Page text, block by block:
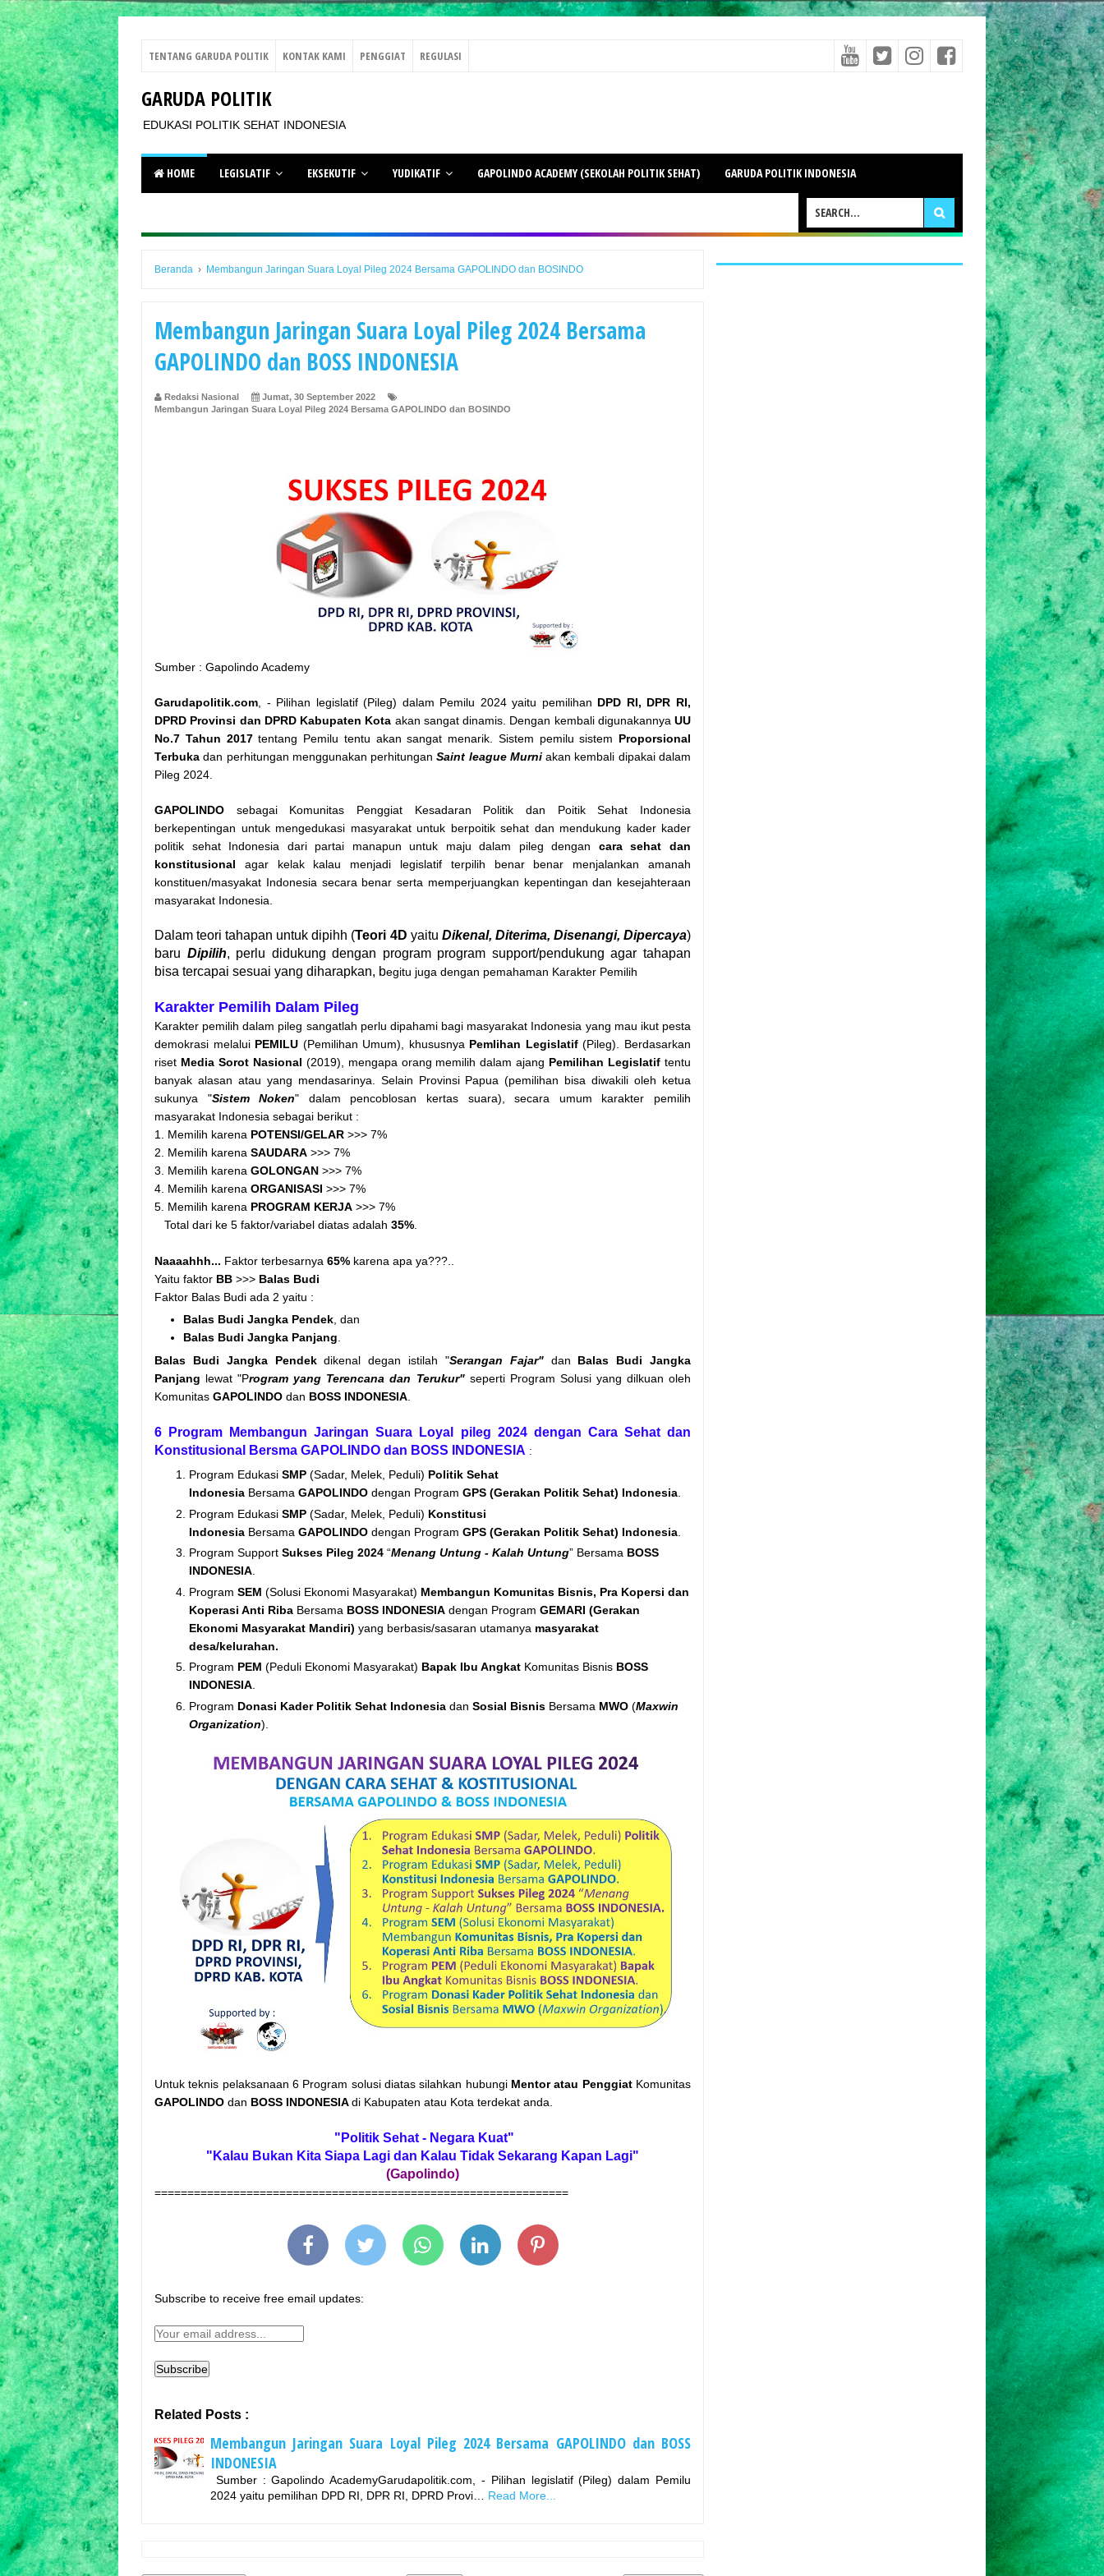
TENTANG GARUDA POLITIK KONTAK KAMI PENGGIAT REGULASI
GARUDA POLITIK
EDUKASI POLITIK SEHAT INDONESIA
HOME LEGISLATIF EKSEKUTIF YUDIKATIF GAPOLINDO ACADEMY (SEKOLAH POLITIK SEHAT) GARUDA POLITIK INDONESIA
Beranda › Membangun Jaringan Suara Loyal Pileg 2024 Bersama GAPOLINDO dan BOSINDO
Membangun Jaringan Suara Loyal Pileg 2024 Bersama
GAPOLINDO dan BOSS INDONESIA
Redaksi Nasional
Jumat, 30 September 2022
Membangun Jaringan Suara Loyal Pileg 2024 Bersama GAPOLINDO dan BOSINDO
Sumber : Gapolindo Academy
Garudapolitik.com , - Pilihan legislatif (Pileg) dalam Pemilu 2024 yaitu pemilihan DPD RI, DPR RI,
DPRD Provinsi dan DPRD Kabupaten Kota akan sangat dinamis. Dengan kembali digunakannya UU
No.7 Tahun 2017tentang Pemilu tentu akan sangat menarik. Sistem pemilu sistem Proporsional
Terbuka dan perhitungan menggunakan perhitunganSaint league Murniakan kembali dipakai dalam
Pileg 2024.
GAPOLINDO sebagai Komunitas Penggiat Kesadaran Politik dan Poitik Sehat Indonesia
berkepentingan untuk mengedukasi masyarakat untuk berpoitik sehat dan mendukung kader kader
politik sehat Indonesia dari partai manapun untuk maju dalam pileg dengan cara sehat dan
konstitusional agar kelak kalau menjadi legislatif terpilih benar benar menjalankan amanah
konstituen/masyakat Indonesia secara benar serta memperjuangkan kepentingan dan kesejahteraan
masyarakat Indonesia.
Dalam teori tahapan untuk dipihh (Teori 4D yaitu Dikenal, Diterima, Disenangi, Dipercaya)
baru Dipilih, perlu didukung dengan program program support/pendukung agar tahapan
bisa tercapai sesuai yang diharapkan, begitu juga dengan pemahaman Karakter Pemilih
Karakter Pemilih Dalam Pileg
Karakter pemilih dalam pileg sangatlah perlu dipahami bagi masyarakat Indonesia yang mau ikut pesta
demokrasi melalui PEMILU (Pemilihan Umum), khususnya Pemlihan Legislatif(Pileg). Berdasarkan
riset Media Sorot Nasional (2019), mengapa orang memilih dalam ajang Pemilihan Legislatif tentu
banyak alasan atau yang mendasarinya. Selain Provinsi Papua (pemilihan bisa diwakili oleh ketua
sukunya "Sistem Noken" dalam pencoblosan kertas suara), secara umum karakter pemilih
masyarakat Indonesia sebagai berikut :
1. Memilih karena POTENSI/GELAR >>> 7%
2. Memilih karena SAUDARA >>> 7%
3. Memilih karena GOLONGAN >>> 7%
4. Memilih karena ORGANISASI >>> 7%
5. Memilih karena PROGRAM KERJA >>> 7%
Total dari ke 5 faktor/variabel diatas adalah 35%
Naaaahhh... Faktor terbesarnya 65% karena apa ya???..
Yaitu faktor BB >>> Balas Budi
Faktor Balas Budi ada 2 yaitu :
Balas Budi Jangka Pendek , dan
Balas Budi Jangka Panjang.
Balas Budi Jangka Pendekdikenal degan istilah "Serangan Fajar"dan Balas Budi Jangka
Panjang lewat "Program yang Terencana dan Terukur"seperti Program Solusi yang dilkuan oleh
Komunitas GAPOLINDO dan BOSS INDONESIA.
6 Program Membangun Jaringan Suara Loyal pileg 2024 dengan Cara Sehat dan
Konstitusional Bersma GAPOLINDO dan BOSS INDONESIA :
Program Edukasi SMP (Sadar, Melek, Peduli) Politik Sehat
Indonesia Bersama GAPOLINDO dengan Program GPS (Gerakan Politik Sehat) Indonesia.
Program Edukasi SMP (Sadar, Melek, Peduli) Konstitusi
Indonesia Bersama GAPOLINDO dengan Program GPS (Gerakan Politik Sehat) Indonesia
Program Support Sukses Pileg 2024 “Menang Untung - Kalah Untung” Bersama BOSS
INDONESIA.
Program SEM (Solusi Ekonomi Masyarakat) Membangun Komunitas Bisnis, Pra Kopersi dan
Koperasi Anti Riba Bersama BOSS INDONESIA dengan Program GEMARI (Gerakan
Ekonomi Masyarakat Mandiri) yang berbasis/sasaran utamanya masyarakat
desa/kelurahan.
Program PEM (Peduli Ekonomi Masyarakat) Bapak Ibu Angkat Komunitas Bisnis BOSS
INDONESIA.
Program Donasi Kader Politik Sehat Indonesia dan Sosial Bisnis Bersama MWO (Maxwin
Organization).
Untuk teknis pelaksanaan 6 Program solusi diatas silahkan hubungiMentor atau PenggiatKomunitas
GAPOLINDO dan BOSS INDONESIAdi Kabupaten atau Kota terdekat anda.
"Politik Sehat - Negara Kuat"
"Kalau Bukan Kita Siapa Lagi dan Kalau Tidak Sekarang Kapan Lagi"
(Gapolindo)
===============================================================
Subscribe to receive free email updates:
Related Posts :
Membangun Jaringan Suara Loyal Pileg 2024 Bersama GAPOLINDO dan BOSS
INDONESIA
Sumber : Gapolindo AcademyGarudapolitik.com, - Pilihan legislatif (Pileg) dalam Pemilu
2024 yaitu pemilihan DPD RI, DPR RI, DPRD Provi…
Read More...